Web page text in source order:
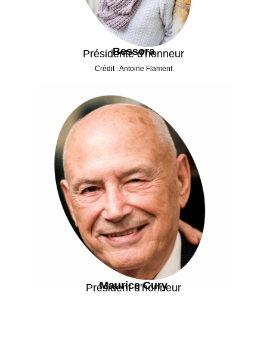
Bessora
Présidente d'honneur
Crédit : Antoine Flament
Maurice Cury
Président d'honneur